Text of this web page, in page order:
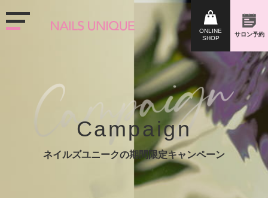
Campaign
ネイルズユニークの期間限定キャンペーン